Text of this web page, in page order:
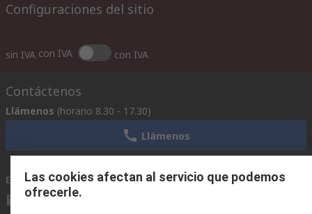
Configuraciones del sitio
sin IVA con IVA con IVA
Contáctenos
Llámenos (horario 8.30 - 17.30)
Llámenos
Envíenos un email usualmente respondemos en 24 horas
ventas@rschile.cl
Las cookies afectan al servicio que podemos
ofrecerle.